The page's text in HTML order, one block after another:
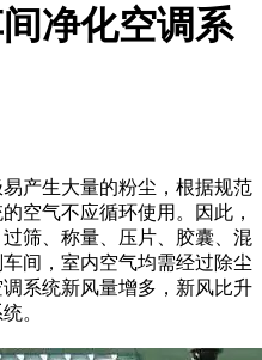
净化空调系
产生大量的粉尘，根据规范
空气不应循环使用。因此，
筛、称量、压片、胶囊、混
间，室内空气均需经过除尘
系统新风量增多，新风比升
。